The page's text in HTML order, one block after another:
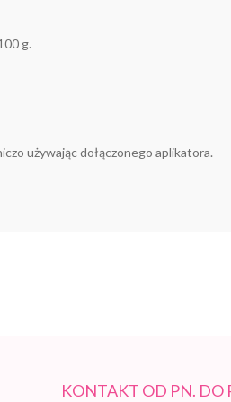
g.
używając dołączonego aplikatora.
KONTAKT OD PN. DO